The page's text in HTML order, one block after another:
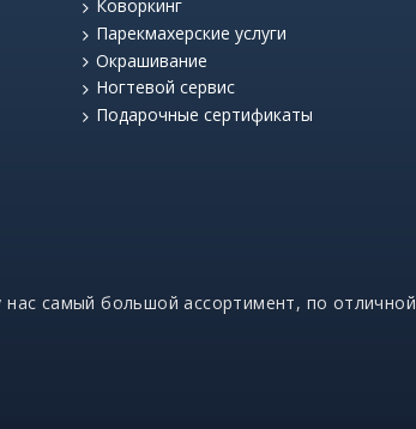
Коворкинг
Парекмахерские услуги
Окрашивание
Ногтевой сервис
Подарочные сертификаты
самый большой ассортимент, по отличной